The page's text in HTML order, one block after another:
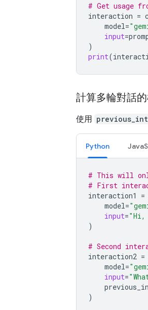
# Get usage
interaction =
model=
input=
)
print(
計算多輪對話
使用
Python
# This will
# First
interaction1
=
model=
input="Hi,
)
# Second
interaction2 =
model=
input=
)